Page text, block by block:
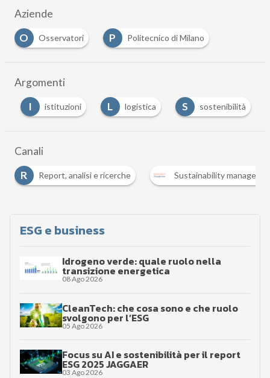
Aziende
O
Osservatori P Politecnico di Milano
Argomenti
I istituzioni L logistica S sostenibilità
Canali
Report, analisi e ricerche Sustainability management
ESG e business
Idrogeno verde: quale ruolo nella
transizione energetica
08 Ago 2026
CleanTech: che cosa sono e che ruolo
svolgono per l’ESG
05 Ago 2026
Focus su AI e sostenibilità per il report
ESG 2025 JAGGAER
03 Ago 2026